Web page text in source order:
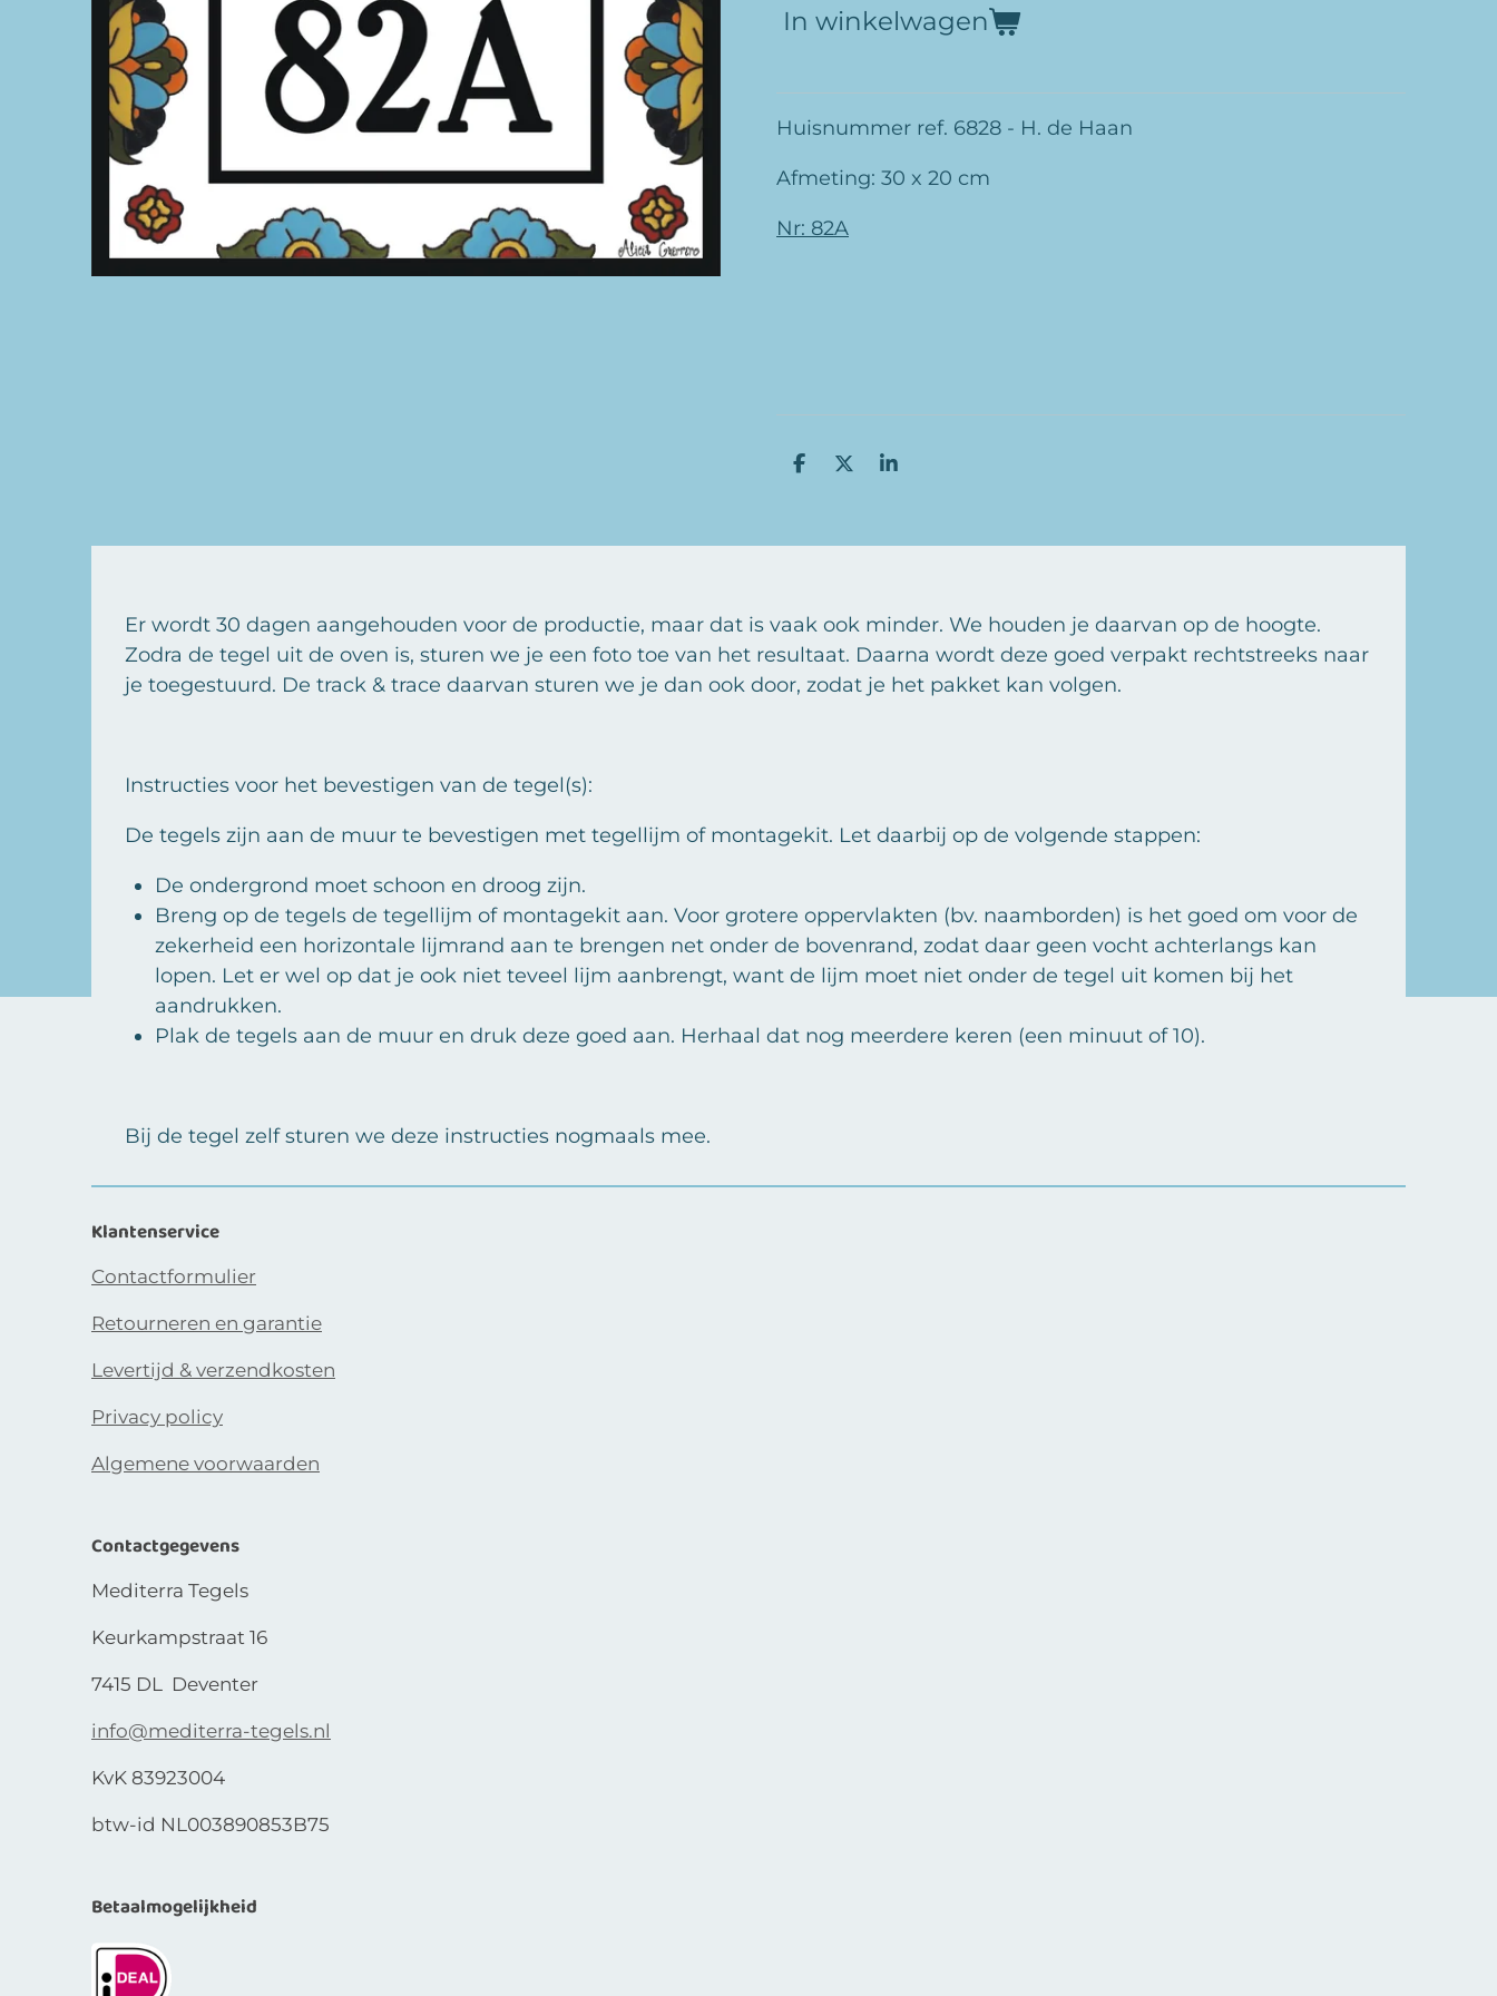
In winkelwagen
Huisnummer ref. 6828 - H. de Haan
Afmeting: 30 x 20 cm
Nr: 82A
D
n
D
S
e
Er wordt 30 dagen aangehouden voor de productie, maar dat is vaak ook minder. We houden je daarvan op de hoogte.
Zodra de tegel uit de oven is, sturen we je een foto toe van het resultaat. Daarna wordt deze goed verpakt rechtstreeks naar
je toegestuurd. De track & trace daarvan sturen we je dan ook door, zodat je het pakket kan volgen.
Instructies voor het bevestigen van de tegel(s):
De tegels zijn aan de muur te bevestigen met tegellijm of montagekit. Let daarbij op de volgende stappen:
De ondergrond moet schoon en droog zijn.
Breng op de tegels de tegellijm of montagekit aan. Voor grotere oppervlakten (bv. naamborden) is het goed om voor de
zekerheid een horizontale lijmrand aan te brengen net onder de bovenrand, zodat daar geen vocht achterlangs kan
lopen. Let er wel op dat je ook niet teveel lijm aanbrengt, want de lijm moet niet onder de tegel uit komen bij het
aandrukken.
Plak de tegels aan de muur en druk deze goed aan. Herhaal dat nog meerdere keren (een minuut of 10).
Bij de tegel zelf sturen we deze instructies nogmaals mee.
Klantenservice
Contactformulier
Retourneren en garantie
Levertijd & verzendkosten
Privacy policy
Algemene voorwaarden
Contactgegevens
Mediterra Tegels
Keurkampstraat 16
7415 DL Deventer
info@mediterra-tegels.nl
KvK 83923004
btw-id NL003890853B75
Betaalmogelijkheid